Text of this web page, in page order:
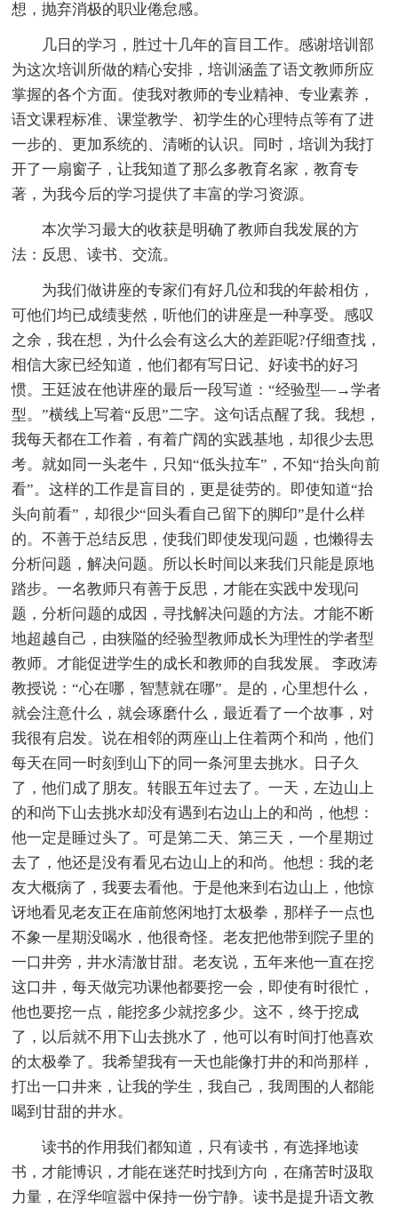
想，抛弃消极的职业倦怠感。
几日的学习，胜过十几年的盲目工作。感谢培训部
为这次培训所做的精心安排，培训涵盖了语文教师所应
掌握的各个方面。使我对教师的专业精神、专业素养，
语文课程标准、课堂教学、初学生的心理特点等有了进
一步的、更加系统的、清晰的认识。同时，培训为我打
开了一扇窗子，让我知道了那么多教育名家，教育专
著，为我今后的学习提供了丰富的学习资源。
本次学习最大的收获是明确了教师自我发展的方
法：反思、读书、交流。
为我们做讲座的专家们有好几位和我的年龄相仿，
可他们均已成绩斐然，听他们的讲座是一种享受。感叹
之余，我在想，为什么会有这么大的差距呢?仔细查找，
相信大家已经知道，他们都有写日记、好读书的好习
惯。王廷波在他讲座的最后一段写道：“经验型—→学者
型。”横线上写着“反思”二字。这句话点醒了我。我想，
我每天都在工作着，有着广阔的实践基地，却很少去思
考。就如同一头老牛，只知“低头拉车”，不知“抬头向前
看”。这样的工作是盲目的，更是徒劳的。即使知道“抬
头向前看”，却很少“回头看自己留下的脚印”是什么样
的。不善于总结反思，使我们即使发现问题，也懒得去
分析问题，解决问题。所以长时间以来我们只能是原地
踏步。一名教师只有善于反思，才能在实践中发现问
题，分析问题的成因，寻找解决问题的方法。才能不断
地超越自己，由狭隘的经验型教师成长为理性的学者型
教师。才能促进学生的成长和教师的自我发展。 李政涛
教授说：“心在哪，智慧就在哪”。是的，心里想什么，
就会注意什么，就会琢磨什么，最近看了一个故事，对
我很有启发。说在相邻的两座山上住着两个和尚，他们
每天在同一时刻到山下的同一条河里去挑水。日子久
了，他们成了朋友。转眼五年过去了。一天，左边山上
的和尚下山去挑水却没有遇到右边山上的和尚，他想：
他一定是睡过头了。可是第二天、第三天，一个星期过
去了，他还是没有看见右边山上的和尚。他想：我的老
友大概病了，我要去看他。于是他来到右边山上，他惊
讶地看见老友正在庙前悠闲地打太极拳，那样子一点也
不象一星期没喝水，他很奇怪。老友把他带到院子里的
一口井旁，井水清澈甘甜。老友说，五年来他一直在挖
这口井，每天做完功课他都要挖一会，即使有时很忙，
他也要挖一点，能挖多少就挖多少。这不，终于挖成
了，以后就不用下山去挑水了，他可以有时间打他喜欢
的太极拳了。我希望我有一天也能像打井的和尚那样，
打出一口井来，让我的学生，我自己，我周围的人都能
喝到甘甜的井水。
读书的作用我们都知道，只有读书，有选择地读
书，才能博识，才能在迷茫时找到方向，在痛苦时汲取
力量，在浮华喧嚣中保持一份宁静。读书是提升语文教